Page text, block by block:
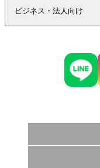
ビジネス・法人向け